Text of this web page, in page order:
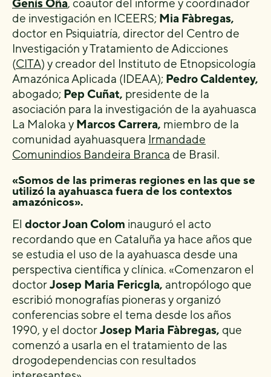
Genís Oña, coautor del informe y coordinador
de investigación en ICEERS; Mia Fàbregas,
doctor en Psiquiatría, director del Centro de
Investigación y Tratamiento de Adicciones
(CITA) y creador del Instituto de Etnopsicología
Amazónica Aplicada (IDEAA); Pedro Caldentey,
abogado; Pep Cuñat, presidente de la
asociación para la investigación de la ayahuasca
La Maloka y Marcos Carrera, miembro de la
comunidad ayahuasquera Irmandade
Comunindios Bandeira Branca de Brasil.
«Somos de las primeras regiones en las que se
utilizó la ayahuasca fuera de los contextos
amazónicos».
El doctor Joan Colom inauguró el acto
recordando que en Cataluña ya hace años que
se estudia el uso de la ayahuasca desde una
perspectiva científica y clínica. «Comenzaron el
doctorJosep Maria Fericgla, antropólogo que
escribió monografías pioneras y organizó
conferencias sobre el tema desde los años
1990, y el doctorJosep Maria Fàbregas, que
comenzó a usarla en el tratamiento de las
drogodependencias con resultados